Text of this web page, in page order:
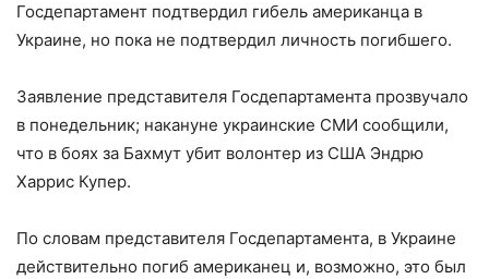
Госдепартамент подтвердил гибель американца в
Украине, но пока не подтвердил личность погибшего.
Заявление представителя Госдепартамента прозвучало
в понедельник; накануне украинские СМИ сообщили,
что в боях за Бахмут убит волонтер из США Эндрю
Харрис Купер.
По словам представителя Госдепартамента, в Украине
действительно погиб американец и, возможно, это был